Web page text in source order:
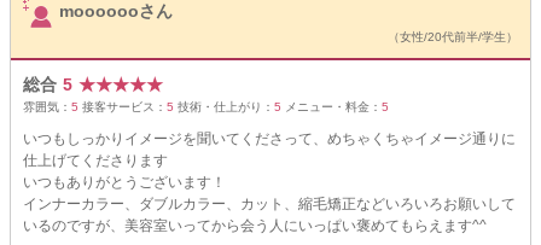
mooooooさん
（女性/20代前半/学生）
総合 5 ★★★★★
雰囲気： 5 接客サービス： 5 技術・仕上がり： 5 メニュー・料金： 5
いつもしっかりイメージを聞いてくださって、めちゃくちゃイメージ通りに
仕上げてくださります
いつもありがとうございます！
インナーカラー、ダブルカラー、カット、縮毛矯正などいろいろお願いして
いるのですが、美容室いってから会う人にいっぱい褒めてもらえます^^